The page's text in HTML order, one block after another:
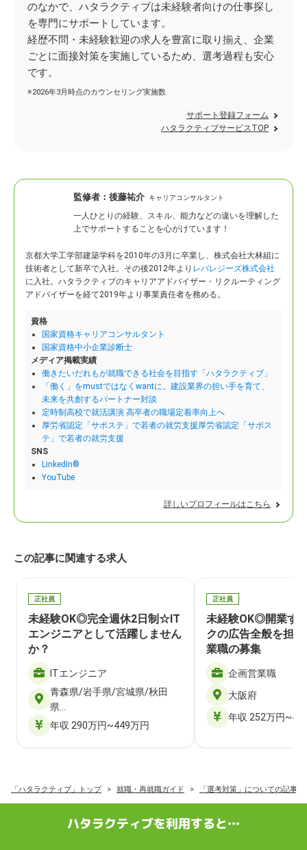
のなかで、ハタラクティブは未経験者向けの仕事探し
を専門にサポートしています。
経歴不問・未経験歓迎の求人を豊富に取り揃え、企業
ごとに面接対策を実施しているため、選考過程も安心
です。
※2026年3月時点のカウンセリング実施数
サポート登録フォーム
ハタラクティブサービスTOP
監修者： 後藤祐介 キャリアコンサルタント
一人ひとりの経験、スキル、能力などの違いを理解した
上でサポートすることを心がけています！
京都大学工学部建築学科を2010年の3月に卒業し、株式会社大林組に
技術者として新卒で入社。 その後2012年より レバレジーズ株式会社
に入社。ハタラクティブのキャリアアドバイザー・リクルーティング
アドバイザーを経て2019年より事業責任者を務める。
資格
国家資格キャリアコンサルタント
国家資格中小企業診断士
メディア掲載実績
働きたいだれもが就職できる社会を目指す「ハタラクティブ」
「働く」をmustではなくwantに。建設業界の担い手を育て、
未来を共創するパートナー対談
定時制高校で就活講演 高卒者の職場定着率向上へ
厚労省認定「サポステ」で若者の就労支援厚労省認定「サポス
テ」で若者の就労支援
SNS
LinkedIn®
YouTube
詳しいプロフィールはこちら
この記事に関連する求人
正社員
未経験OK◎完全週休2日制☆IT
エンジニアとして活躍しません
か？
ITエンジニア
青森県/岩手県/宮城県/秋田
県…
年収 290万円~449万円
正社員
未経験OK◎開業す
クの広告全般を担
業職の募集
企画営業職
大阪府
年収 252万円
「ハタラクティブ」トップ 就職・再就職ガイド 「選考対策」についての記事一
ハタラクティブを利用すると…